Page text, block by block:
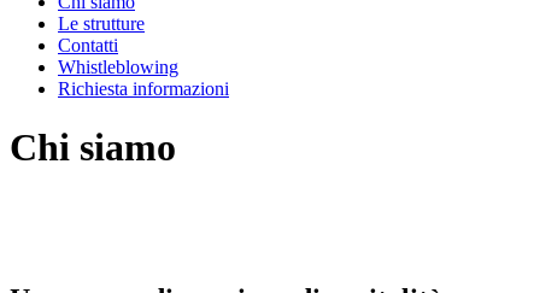
Le strutture
Contatti
Whistleblowing
Richiesta informazioni
Chi siamo